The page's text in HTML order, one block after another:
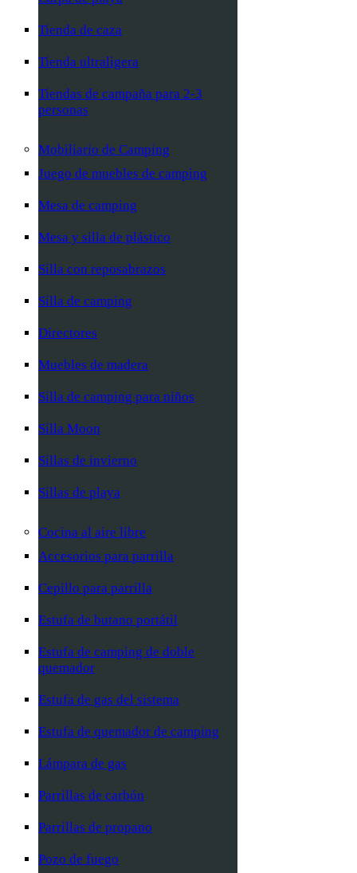
Tienda de caza
Tienda ultraligera
Tiendas de campaña para 2-3
personas
Mobiliario de Camping
Juego de muebles de camping
Mesa de camping
Mesa y silla de plástico
Silla con reposabrazos
Silla de camping
Directores
Muebles de madera
Silla de camping para niños
Silla Moon
Sillas de invierno
Sillas de playa
Cocina al aire libre
Accesorios para parrilla
Cepillo para parrilla
Estufa de butano portátil
Estufa de camping de doble
quemador
Estufa de gas del sistema
Estufa de quemador de camping
Lámpara de gas
Parrillas de carbón
Parrillas de propano
Pozo de fuego